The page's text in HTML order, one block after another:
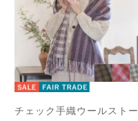
チェック手織ウールストー